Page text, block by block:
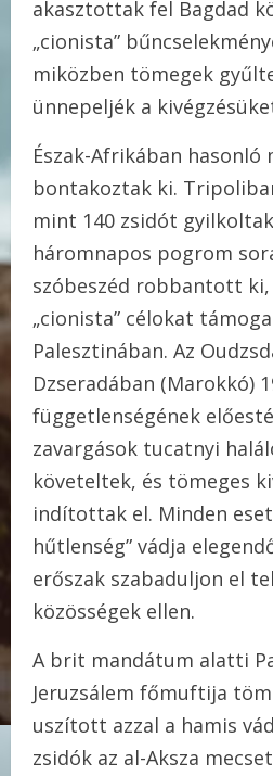
akasztottak fel Bagdad
„cionista”
miközben tömegek
ünnepeljék a
Észak-Afrikában hasonló
bontakoztak ki.
mint 140 zsidót
háromnapos pogrom
szóbeszéd robbantott
„cionista” célokat
Palesztinában. Az
Dzseradában (Marokkó)
függetlenségének
zavargások tucatnyi
követeltek, és tömeges
indítottak el. Minden
hűtlenség” vádja
erőszak szabaduljon el
közösségek ellen.
A brit mandátum alatti
Jeruzsálem főmuftija
uszított azzal a hamis
zsidók az al-Aksza